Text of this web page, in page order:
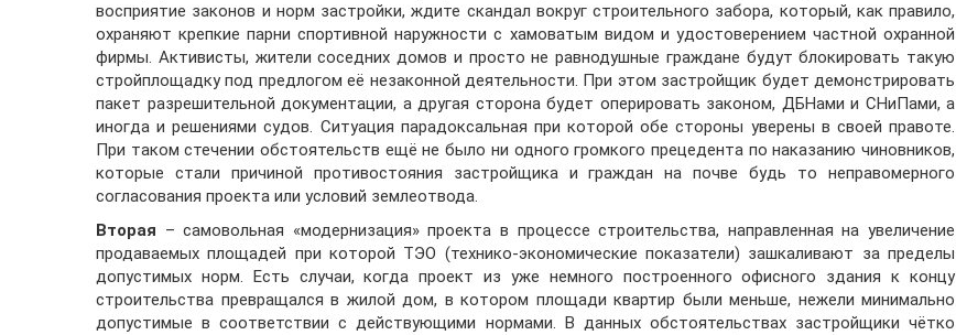
восприятие законов и норм застройки, ждите скандал вокруг строительного забора, который, как правило,
охраняют крепкие парни спортивной наружности с хамоватым видом и удостоверением частной охранной
фирмы. Активисты, жители соседних домов и просто не равнодушные граждане будут блокировать такую
стройплощадку под предлогом её незаконной деятельности. При этом застройщик будет демонстрировать
пакет разрешительной документации, а другая сторона будет оперировать законом, ДБНами и СНиПами, а
иногда и решениями судов. Ситуация парадоксальная при которой обе стороны уверены в своей правоте.
При таком стечении обстоятельств ещё не было ни одного громкого прецедента по наказанию чиновников,
которые стали причиной противостояния застройщика и граждан на почве будь то неправомерного
согласования проекта или условий землеотвода.
Вторая – самовольная «модернизация» проекта в процессе строительства, направленная на увеличение
продаваемых площадей при которой ТЭО (технико-экономические показатели) зашкаливают за пределы
допустимых норм. Есть случаи, когда проект из уже немного построенного офисного здания к концу
строительства превращался в жилой дом, в котором площади квартир были меньше, нежели минимально
допустимые в соответствии с действующими нормами. В данных обстоятельствах застройщики чётко